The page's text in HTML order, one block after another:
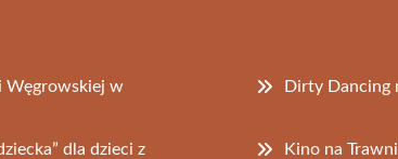
Węgrowskiej w
Dirty Dancing
dla dzieci z
Kino na